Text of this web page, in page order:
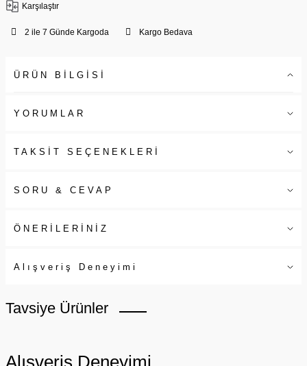
Karşılaştır
2 ile 7 Günde Kargoda Kargo Bedava
ÜRÜN BİLGİSİ
YORUMLAR
TAKSİT SEÇENEKLERİ
SORU & CEVAP
ÖNERİLERİNİZ
Alışveriş Deneyimi
Tavsiye Ürünler
Alışveriş Deneyimi